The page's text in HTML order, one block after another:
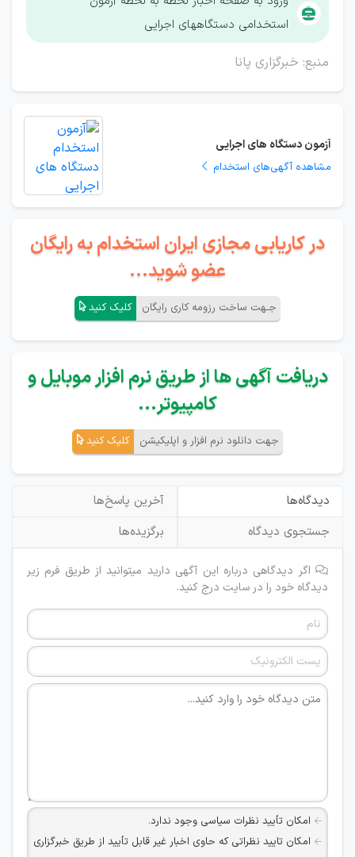
استخدامی دستگاههای اجرایی
منبع: خبرگزاری پانا
آزمون دستگاه های اجرایی
مشاهده آگهی‌های استخدام
در کاریابی مجازی ایران استخدام به رایگان
عضو شوید...
جـهت ساخت رزومه کاری رایگان کلیک کنید
دریافت آگهی ها از طریق نرم افزار موبایل و
کامپیوتر...
جهت دانلود نرم افزار و اپلیکیشن کلیک کنید
دیدگاه‌ها
آخرین پاسخ‌ها
جستجوی دیدگاه
برگزیده‌ها
اگر دیدگاهی درباره این آگهی دارید میتوانید از طریق فرم زیر
دیدگاه خود را در سایت درج کنید.
امکان تأیید نظرات سیاسی وجود ندارد.
امکان تایید نظراتی که حاوی اخبار غیر قابل تأیید از طریق خبرگزاری